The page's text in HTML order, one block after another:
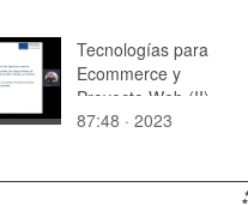
Tecnologías para
Ecommerce y
Proyecto Web (II)
87:48 · 2023